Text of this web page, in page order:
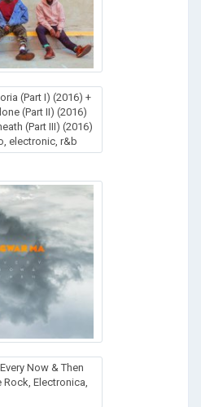
(Part I) (2016) +
(Part II) (2016)
(Part III) (2016)
electronic, r&b
Now & Then
Rock, Electronica,